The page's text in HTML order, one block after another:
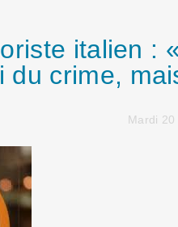
italien :
du crime,
Mardi